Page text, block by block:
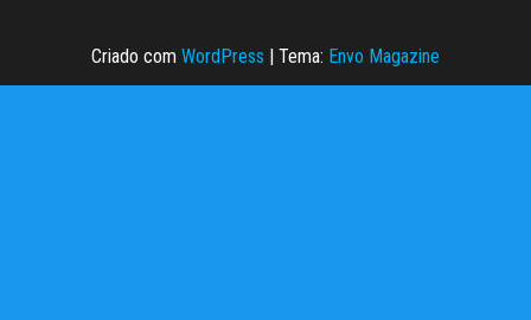
Criado com WordPress | Tema: Envo Magazine